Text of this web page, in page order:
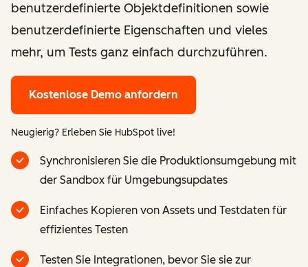
benutzerdefinierte Objektdefinitionen sowie
benutzerdefinierte Eigenschaften und vieles
mehr, um Tests ganz einfach durchzuführen.
Kostenlose Demo anfordern
Neugierig? Erleben Sie HubSpot live!
Synchronisieren Sie die Produktionsumgebung mit
der Sandbox für Umgebungsupdates
Einfaches Kopieren von Assets und Testdaten für
effizientes Testen
Testen Sie Integrationen, bevor Sie sie zur